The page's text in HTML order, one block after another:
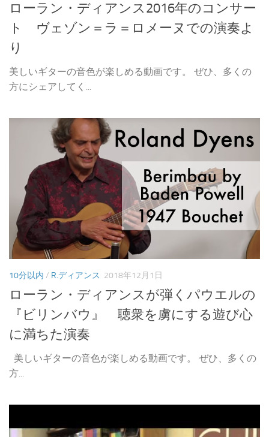
ローラン・ディアンス2016年のコンサー
ト ヴェゾン＝ラ＝ロメーヌでの演奏よ
り
美しいギターの音色が楽しめる動画です。 ぜひ、多くの
方にシェアしてく...
10分以内 / R.ディアンス 2018年12月1日
ローラン・ディアンスが弾くパウエルの
『ビリンバウ』 聴衆を虜にする遊び心
に満ちた演奏
美しいギターの音色が楽しめる動画です。 ぜひ、多くの
方...